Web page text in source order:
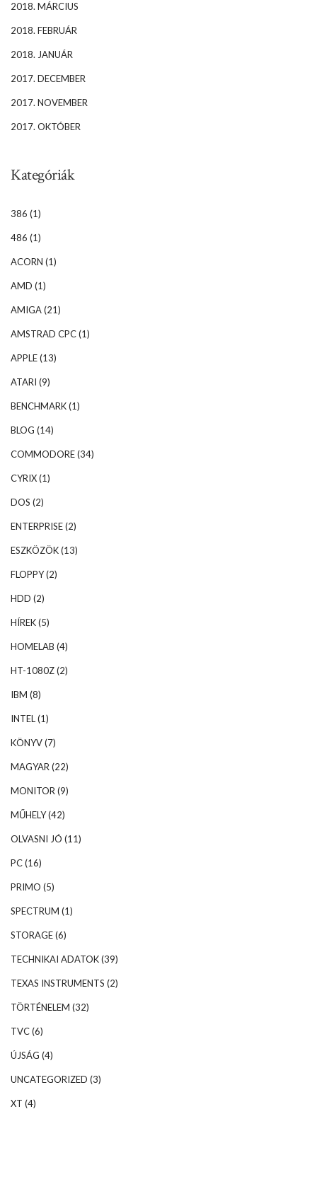
2018. MÁRCIUS
2018. FEBRUÁR
2018. JANUÁR
2017. DECEMBER
2017. NOVEMBER
2017. OKTÓBER
Kategóriák
386 (1)
486 (1)
ACORN (1)
AMD (1)
AMIGA(21)
AMSTRAD CPC(1)
APPLE(13)
ATARI (9)
BENCHMARK(1)
BLOG (14)
COMMODORE(34)
CYRIX(1)
DOS (2)
ENTERPRISE(2)
ESZKÖZÖK(13)
FLOPPY(2)
HDD (2)
HÍREK(5)
HOMELAB (4)
HT-1080Z(2)
IBM (8)
INTEL(1)
KÖNYV(7)
MAGYAR (22)
MONITOR (9)
MŰHELY(42)
OLVASNI JÓ (11)
PC(16)
PRIMO (5)
SPECTRUM (1)
STORAGE(6)
TECHNIKAI ADATOK(39)
TEXAS INSTRUMENTS (2)
TÖRTÉNELEM (32)
TVC(6)
ÚJSÁG (4)
UNCATEGORIZED (3)
XT (4)